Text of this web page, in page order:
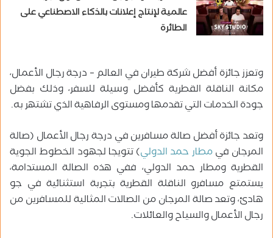
عالمية لإنتاج إعلانات بالذكاء الاصطناعي على
الطائرة
وتعزز جائزة أفضل شركة طيران في العالم – درجة رجال الأعمال،
مكانة الناقلة القطرية كأفضل وسيلة للسفر، وذلك بفضل
جودة الخدمات التي تقدمها ومستوى الرفاهية الذي تشتهر به.
وتعد جائزة أفضل صالة مسافرين في درجة رجال الأعمال (صالة
المرجان فيمطار حمد الدولي) تتويجا لجهود الخطوط الجوية
القطرية ومطار حمد الدولي، ففي هذه الصالة المستدامة،
يستمتع مسافرو الناقلة القطرية بتجربة استثنائية في جو
هادئ، وتعد صالة المرجان من الصالات المثالية للمسافرين من
رجال الأعمال والسياح والعائلات.